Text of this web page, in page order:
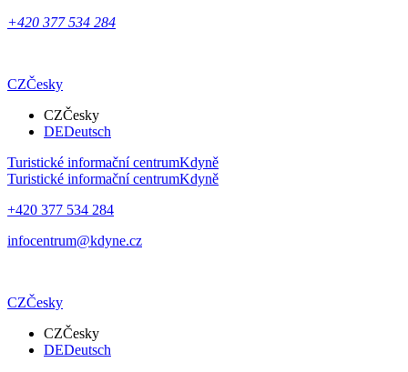
+420 377 534 284
CZČesky
CZČesky
DEDeutsch
Turistické informační centrumKdyně
Turistické informační centrumKdyně
+420 377 534 284
infocentrum@kdyne.cz
CZČesky
CZČesky
DEDeutsch